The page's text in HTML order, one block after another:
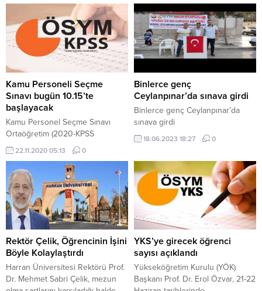
Kamu Personeli Seçme
Sınavı bugün 10.15’te
başlayacak
Kamu Personel Seçme Sınavı
Ortaöğretim (2020-KPSS
Ortaöğretim) sınavı saat 10.15'te
başlayacak. 10'dan sonra gelenler
sınav binalarına alınmayacak.
Sınav, 81 ilde ve KKTC'nin
başkenti Lefkoşa'da
düzenlenecek.
22.11.2020 05:13 0
Binlerce genç
Ceylanpınar’da sınava girdi
Binlerce genç Ceylanpınar’da
sınava girdi
18.06.2023 18:27 0
Rektör Çelik, Öğrencinin İşini
Böyle Kolaylaştırdı
Harran Üniversitesi Rektörü Prof.
Dr. Mehmet Sabri Çelik, mezun
YKS’ye girecek öğrenci
sayısı açıklandı
Yükseköğretim Kurulu (YÖK)
Başkanı Prof. Dr. Erol Özvar, 21-22